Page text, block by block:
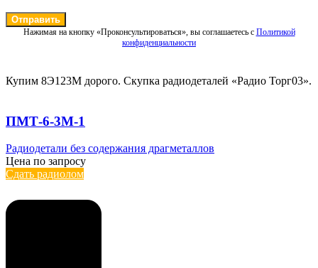
Отправить
Нажимая на кнопку «Проконсультироваться», вы соглашаетесь с Политикой
конфиденциальности
Купим 8Э123М дорого. Скупка радиодеталей «Радио Торг03».
ПМТ-6-3М-1
Радиодетали без содержания драгметаллов
Цена по запросу
Сдать радиолом